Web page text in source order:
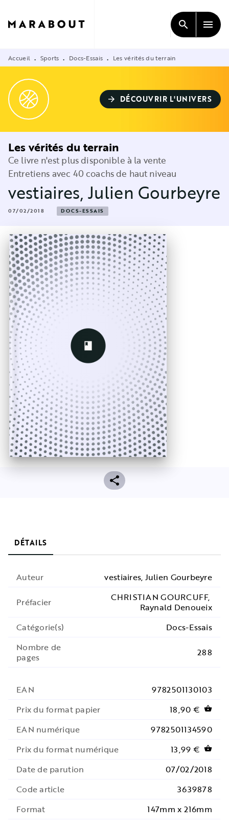
CONTENU
search menu
Accueil • Sports • Docs-Essais • Les vérités du terrain
arrow_forward DÉCOUVRIR L'UNIVERS
Les vérités du terrain
Ce livre n'est plus disponible à la vente
Entretiens avec 40 coachs de haut niveau
vestiaires, Julien Gourbeyre
07/02/2018 DOCS-ESSAIS
DÉTAILS
Auteur vestiaires, Julien Gourbeyre
Préfacier CHRISTIAN GOURCUFF,
Raynald Denoueix
Catégorie(s)
Docs-Essais
Nombre de
pages
288
EAN
9782501130103
Prix du format papier
18,90 € shopping_basket
EAN numérique
9782501134590
Prix du format numérique
13,99 € shopping_basket
Date de parution
07/02/2018
Code article
3639878
Format
147mm x 216mm